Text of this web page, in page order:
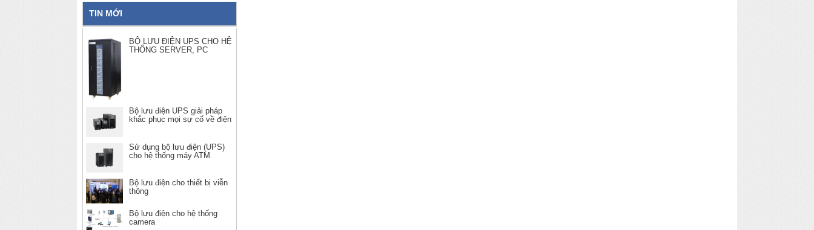
TIN MỚI
BỘ LƯU ĐIỆN UPS CHO HỆ
THỐNG SERVER, PC
Bộ lưu điện UPS giải pháp
khắc phục mọi sự cố về điện
Sử dụng bộ lưu điện (UPS)
cho hệ thống máy ATM
Bộ lưu điện cho thiết bị viễn
thông
Bộ lưu điện cho hệ thống
camera